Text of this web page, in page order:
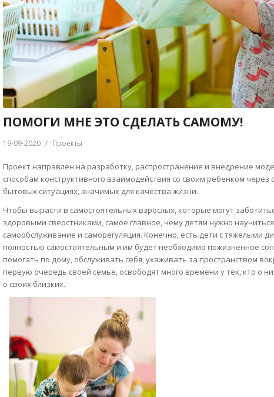
ПОМОГИ МНЕ ЭТО СДЕЛАТЬ САМОМУ!
19-09-2020 / Проекты
Проект направлен на разработку, распространение и внедрение
способам конструктивного взаимодействия со своим ребенком
бытовых ситуациях, значимых для качества жизни.
Чтобы вырасти в самостоятельных взрослых, которые могут
здоровыми сверстниками, самое главное, чему детям нужно
самообслуживание и саморегуляция. Конечно, есть дети с тяжелыми
полностью самостоятельным и им будет необходимо пожизненное
помогать по дому, обслуживать себя, ухаживать за пространством
первую очередь своей семье, освободят много времени у тех, кто о
о своих близких.